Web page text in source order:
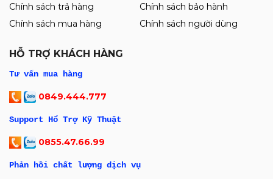
Chính sách trả hàng
Chính sách bảo hành
Chính sách mua hàng
Chính sách người dùng
HỖ TRỢ KHÁCH HÀNG
Tư vấn mua hàng
0849.444.777
Support Hổ Trợ Kỹ Thuật
0855.47.66.99
Phản hồi chất lượng dịch vụ